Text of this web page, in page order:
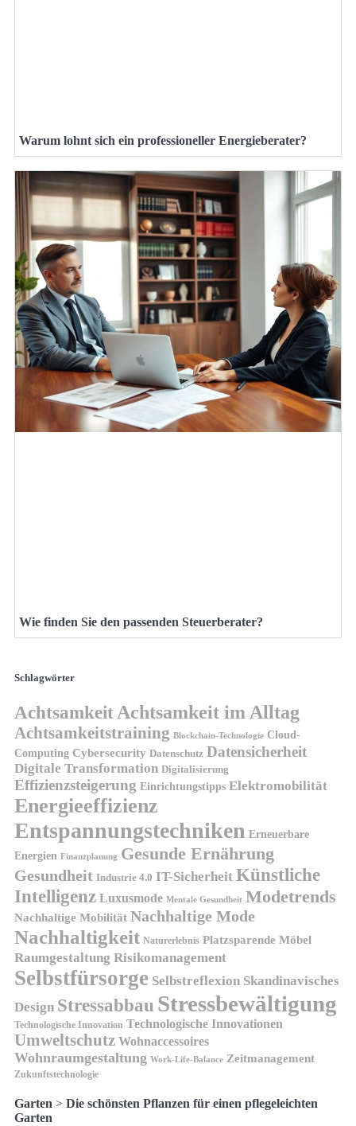
Warum lohnt sich ein professioneller Energieberater?
Wie finden Sie den passenden Steuerberater?
Schlagwörter
AchtsamkeitAchtsamkeit im Alltag
Achtsamkeitstraining Blockchain-Technologie Cloud-
Computing Cybersecurity Datenschutz Datensicherheit
Digitale Transformation Digitalisierung
Effizienzsteigerung Einrichtungstipps Elektromobilität
Energieeffizienz
Entspannungstechniken Erneuerbare
Energien Finanzplanung Gesunde Ernährung
Gesundheit Industrie 4.0 IT-Sicherheit Künstliche
Intelligenz Luxusmode Mentale Gesundheit Modetrends
Nachhaltige Mobilität Nachhaltige Mode
Nachhaltigkeit Naturerlebnis Platzsparende Möbel
Raumgestaltung Risikomanagement
Selbstfürsorge Selbstreflexion Skandinavisches
Design Stressabbau Stressbewältigung
Technologische Innovation Technologische Innovationen
Umweltschutz Wohnaccessoires
Wohnraumgestaltung Work-Life-Balance Zeitmanagement
Zukunftstechnologie
Garten > Die schönsten Pflanzen für einen pflegeleichten
Garten